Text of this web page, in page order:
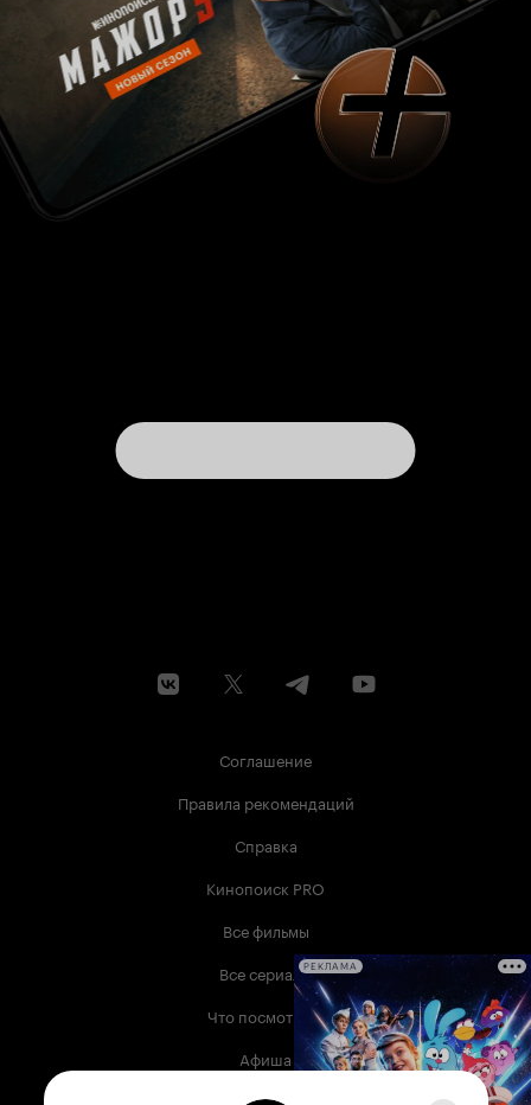
Соглашение
Правила рекомендаций
Справка
Кинопоиск PRO
Все фильмы
Все сериалы
Что посмотреть
Афиша
Музыка
РЕКЛАМА